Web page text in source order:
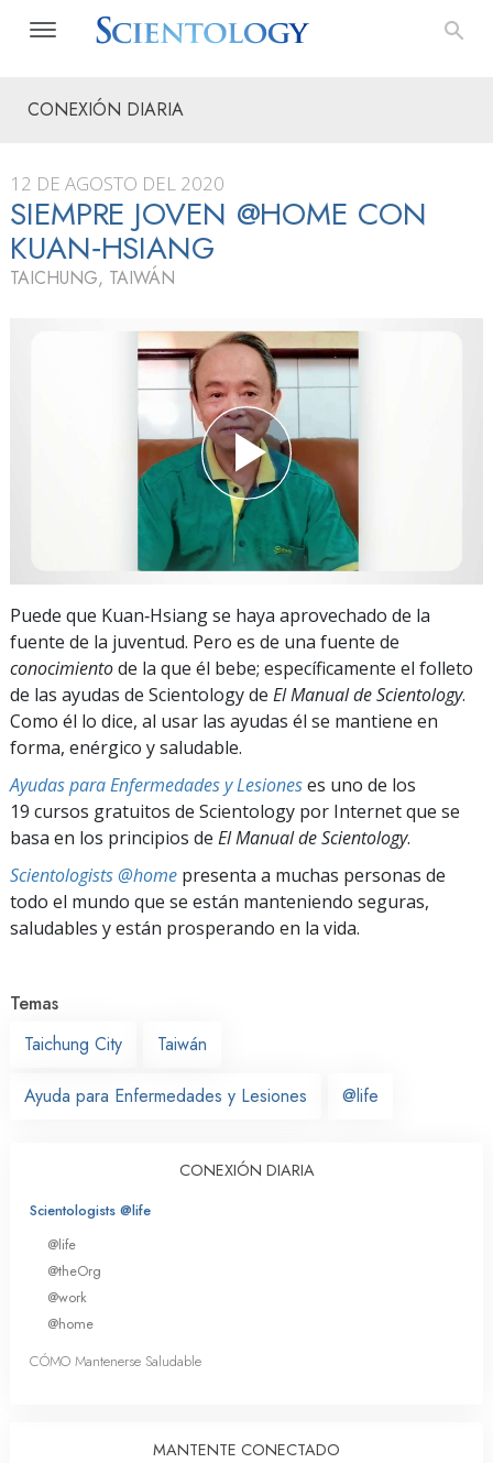
CONEXIÓN DIARIA
12 DE AGOSTO DEL 2020
SIEMPRE JOVEN @HOME CON
KUAN‑HSIANG
TAICHUNG, TAIWÁN
Puede que Kuan‑Hsiang se haya aprovechado de la
fuente de la juventud. Pero es de una fuente de
conocimientode la que él bebe; específicamente el folleto
de las ayudas de Scientology de El Manual de Scientology.
Como él lo dice, al usar las ayudas él se mantiene en
forma, enérgico y saludable.
Ayudas para Enfermedades y Lesioneses uno de los
19 cursos gratuitos de Scientology por Internet que se
basa en los principios de El Manual de Scientology.
Scientologists @home presenta a muchas personas de
todo el mundo que se están manteniendo seguras,
saludables y están prosperando en la vida.
Temas
Taichung City
Taiwán
Ayuda para Enfermedades y Lesiones @life
CONEXIÓN DIARIA
Scientologists @life
@life
@theOrg
@work
@home
CÓMO Mantenerse Saludable
MANTENTE CONECTADO